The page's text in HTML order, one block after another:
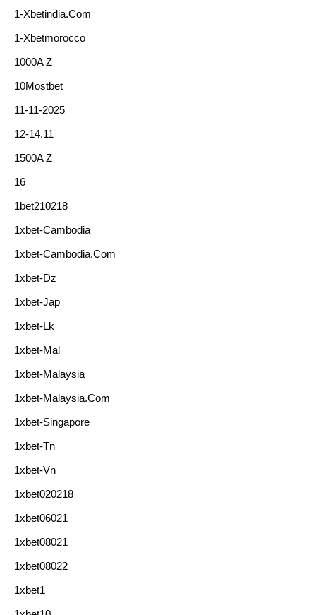
1-Xbetindia.com
1-Xbetmorocco
1000A Z
10Mostbet
11-11-2025
12-14.11
1500A Z
16
1bet210218
1xbet-Cambodia
1xbet-Cambodia.com
1xbet-Dz
1xbet-Jap
1xbet-Lk
1xbet-Mal
1xbet-Malaysia
1xbet-Malaysia.com
1xbet-Singapore
1xbet-Tn
1xbet-Vn
1xbet020218
1xbet06021
1xbet08021
1xbet08022
1xbet1